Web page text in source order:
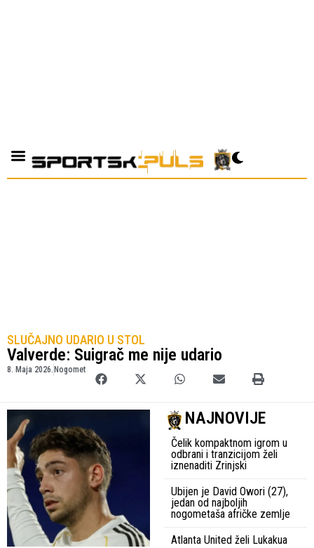
SLUČAJNO UDARIO U STOL
Valverde: Suigrač me nije udario
8. Maja 2026. Nogomet
NAJNOVIJE
Čelik kompaktnom igrom u
odbrani i tranzicijom želi
iznenaditi Zrinjski
Ubijen je David Owori (27),
jedan od najboljih
nogometaša afričke zemlje
Atlanta United želi Lukakua